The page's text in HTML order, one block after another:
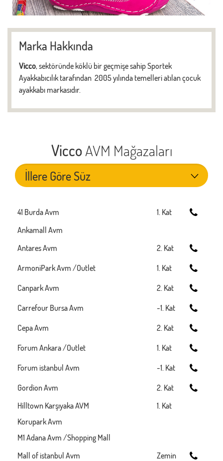
Marka Hakkında
Vicco, sektöründe köklü bir geçmişe sahip Sportek
Ayakkabıcılık tarafından 2005 yılında temelleri atılan çocuk
ayakkabı markasıdır.
Vicco AVM Mağazaları
41 Burda Avm
1. Kat
Ankamall Avm
Antares Avm
2. Kat
ArmoniPark Avm /Outlet
1. Kat
Canpark Avm
2. Kat
Carrefour Bursa Avm
-1. Kat
Cepa Avm
2. Kat
Forum Ankara /Outlet
1. Kat
Forum istanbul Avm
-1. Kat
Gordion Avm
2. Kat
Hilltown Karşıyaka AVM
1. Kat
Korupark Avm
M1 Adana Avm /Shopping Mall
Mall of istanbul Avm
Zemin